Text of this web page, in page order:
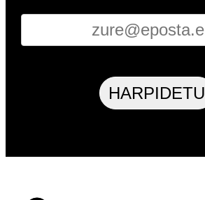
HARPIDETU